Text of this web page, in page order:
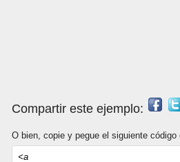
Compartir este ejemplo:
O bien, copie y pegue el siguiente